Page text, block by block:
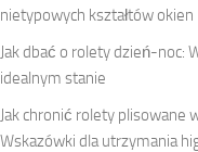
nietypowych kształtów okien
Jak dbać o rolety dzień-noc:
idealnym stanie
Jak chronić rolety plisowane
Wskazówki dla utrzymania